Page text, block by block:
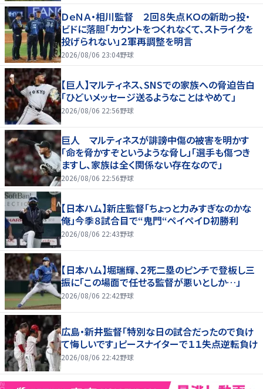
ＤｅＮＡ・相川監督 ２回８失点ＫＯの新助っ投・
ビドに落胆「カウントをつくれなくて、ストライクを
投げられない」２軍再調整を明言
2026/08/06 23:04野球
【巨人】マルティネス、SNSでの家族への脅迫告白
「ひどいメッセージ送るようなことはやめて」
2026/08/06 22:56野球
巨人 マルティネスが誹謗中傷の被害を明かす
「命を脅かすぞというような脅し」「選手も傷つき
ますし、家族は全く関係ない存在なので」
2026/08/06 22:56野球
【日本ハム】新庄監督「ちょっと力みすぎなのかな
俺」今季８試合目で“鬼門“ペイペイＤ初勝利
2026/08/06 22:43野球
【日本ハム】堀瑞輝、２死二塁のピンチで登板し三
振に「この場面で任せる監督が悪いとしか…」
2026/08/06 22:42野球
広島・新井監督「特別な日の試合だったので負け
て悔しいです」ピースナイターで１１失点逆転負け
2026/08/06 22:42野球